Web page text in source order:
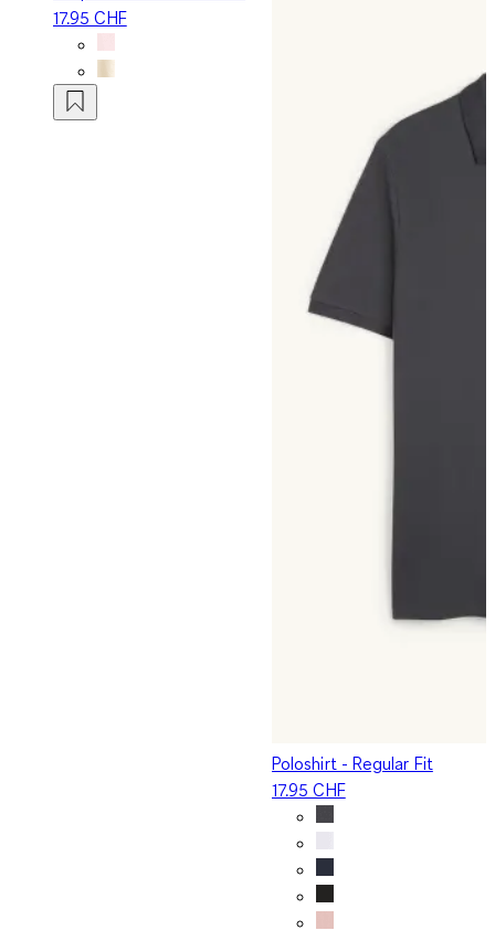
17.95 CHF
Poloshirt - Regular Fit
17.95 CHF